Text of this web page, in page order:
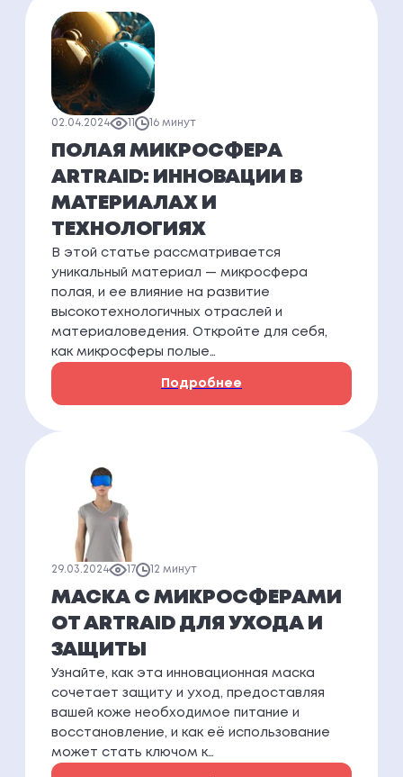
02.04.2024 11 16 минут
ПОЛАЯ МИКРОСФЕРА
ARTRAID: ИННОВАЦИИ В
МАТЕРИАЛАХ И
ТЕХНОЛОГИЯХ
В этой статье рассматривается
уникальный материал — микросфера
полая, и ее влияние на развитие
высокотехнологичных отраслей и
материаловедения. Откройте для себя,
как микросферы полые…
Подробнее
29.03.2024 17 12 минут
МАСКА С МИКРОСФЕРАМИ
ОТ ARTRAID ДЛЯ УХОДА И
ЗАЩИТЫ
Узнайте, как эта инновационная маска
сочетает защиту и уход, предоставляя
вашей коже необходимое питание и
восстановление, и как её использование
может стать ключом к…